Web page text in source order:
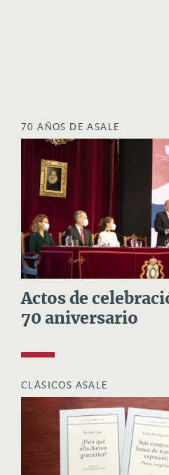
70 AÑOS DE ASALE
Actos de
70 aniversario
CLÁSICOS ASALE